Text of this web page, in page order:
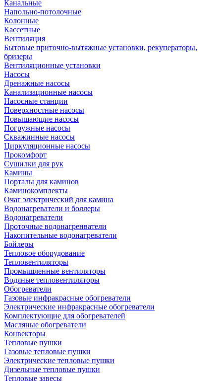
Канальные
Напольно-потолочные
Колонные
Кассетные
Вентиляция
Бытовые приточно-вытяжные установки, рекуператоры,
бризеры
Вентиляционные установки
Насосы
Дренажные насосы
Канализационные насосы
Насосные станции
Поверхностные насосы
Повышающие насосы
Погружные насосы
Скважинные насосы
Циркуляционные насосы
Прокомфорт
Сушилки для рук
Камины
Порталы для каминов
Каминокомплекты
Очаг электрический для камина
Водонагреватели и боллеры
Водонагреватели
Проточные водонагренватели
Накопительные водонагреватели
Бойлеры
Тепловое оборудование
Тепловентиляторы
Промышленные вентиляторы
Водяные тепловентиляторы
Обогреватели
Газовые инфракрасные обогреватели
Электрические инфракрасные обогреватели
Комплектующие для обогревателей
Масляные обогреватели
Конвекторы
Тепловые пушки
Газовые тепловые пушки
Электрические тепловые пушки
Дизельные тепловые пушки
Тепловые завесы